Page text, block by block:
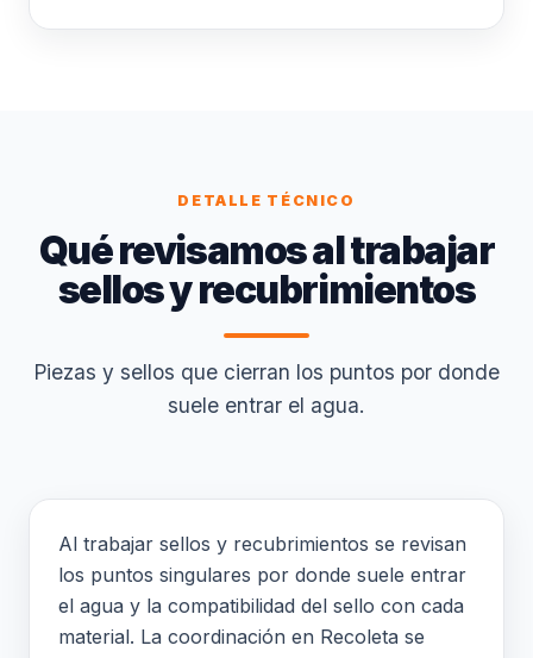
DETALLE TÉCNICO
Qué revisamos al trabajar
sellos y recubrimientos
Piezas y sellos que cierran los puntos por donde
suele entrar el agua.
Al trabajar sellos y recubrimientos se revisan
los puntos singulares por donde suele entrar
el agua y la compatibilidad del sello con cada
material. La coordinación en Recoleta se